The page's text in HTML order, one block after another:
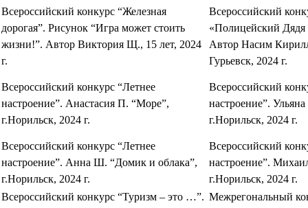
Всероссийский конкурс “Железная
дорогая”. Рисунок “Игра может стоить
жизни!”. Автор Виктория Щ., 15 лет, 2024
г.
Всероссийский
«Полицейский Дядя
Автор Насим
Гурьевск, 2024 г.
Всероссийский конкурс “Летнее
настроение”. Анастасия П. “Море”,
г.Норильск, 2024 г.
Всероссийский
настроение”.
г.Норильск, 2024 г.
Всероссийский конкурс “Летнее
настроение”. Анна Ш. “Домик и облака”,
г.Норильск, 2024 г.
Всероссийский
настроение”.
г.Норильск, 2024 г.
Всероссийский конкурс “Туризм – это …”. Межрегональный